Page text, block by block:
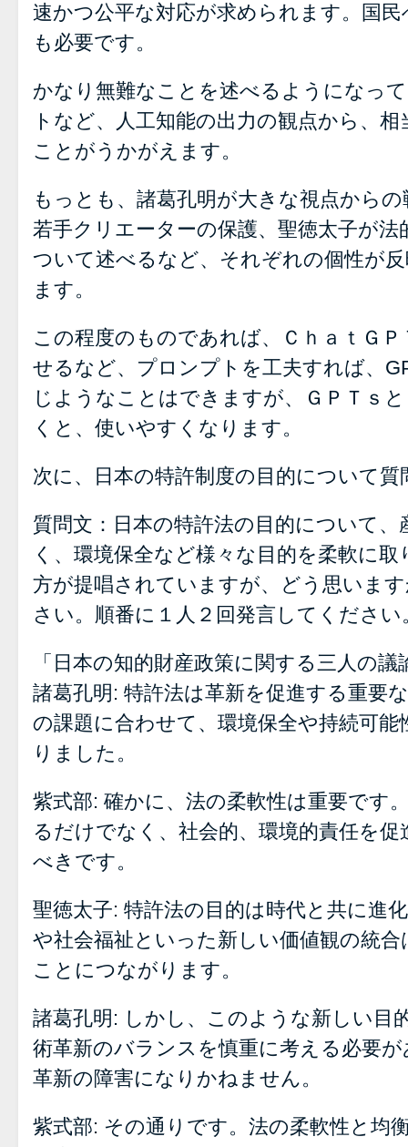
速かつ公平な対応が求められます。国
も必要です。
かなり無難なことを述べるようになっ
トなど、人工知能の出力の観点から、
ことがうかがえます。
もっとも、諸葛孔明が大きな視点から
若手クリエーターの保護、聖徳太子が
ついて述べるなど、それぞれの個性が
ます。
この程度のものであれば、ＣｈａｔＧ
せるなど、プロンプトを工夫すれば、
じようなことはできますが、ＧＰＴｓ
くと、使いやすくなります。
次に、日本の特許制度の目的について
質問文：日本の特許法の目的について
く、環境保全など様々な目的を柔軟に
方が提唱されていますが、どう思いま
さい。順番に１人２回発言してください
「日本の知的財産政策に関する三人の議
諸葛孔明: 特許法は革新を促進する重要
の課題に合わせて、環境保全や持続可
りました。
紫式部: 確かに、法の柔軟性は重要です
るだけでなく、社会的、環境的責任を
べきです。
聖徳太子: 特許法の目的は時代と共に進
や社会福祉といった新しい価値観の統
ことにつながります。
諸葛孔明: しかし、このような新しい目
術革新のバランスを慎重に考える必要
革新の障害になりかねません。
紫式部: その通りです。法の柔軟性と均